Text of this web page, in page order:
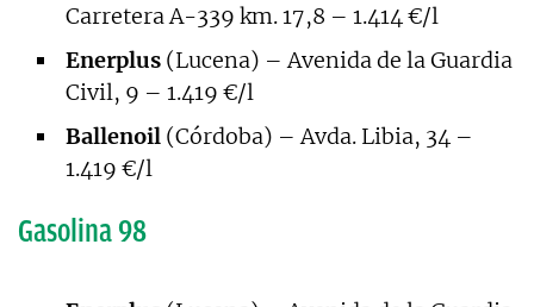
Carretera A-339 km. 17,8 – 1.414 €/l
Enerplus (Lucena) – Avenida de la Guardia
Civil, 9 – 1.419 €/l
Ballenoil (Córdoba) – Avda. Libia, 34 –
1.419 €/l
Gasolina 98